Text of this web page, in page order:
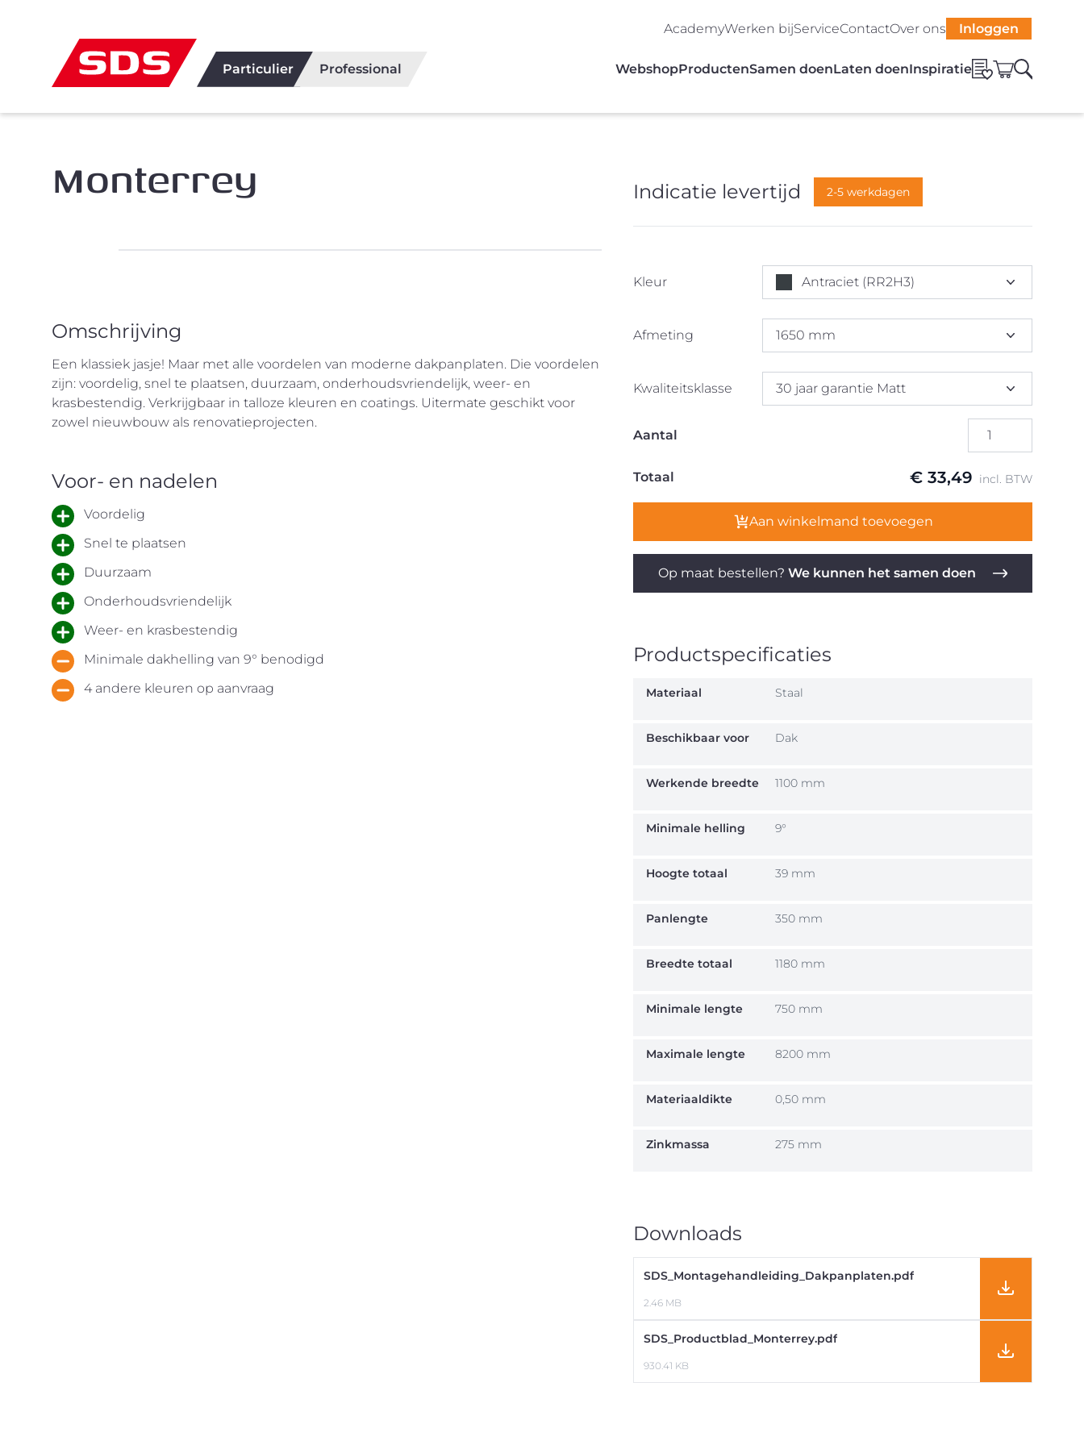
AcademyWerken bijServiceContactOver ons Inloggen
Particulier Professional WebshopProductenSamen doenLaten doenInspiratie
Monterrey Indicatie levertijd 2-5 werkdagen
Kleur Antraciet (RR2H3)
Afmeting 1650 mm
Kwaliteitsklasse 30 jaar garantie Matt
Aantal
Totaal € 33,49 incl. BTW
Aan winkelmand toevoegen
Op maat bestellen? We kunnen het samen doen
Productspecificaties
Materiaal Staal
Beschikbaar voor Dak
Werkende breedte 1100 mm
Minimale helling 9°
Hoogte totaal 39 mm
Panlengte 350 mm
Breedte totaal 1180 mm
Minimale lengte 750 mm
Maximale lengte 8200 mm
Materiaaldikte 0,50 mm
Zinkmassa 275 mm
Downloads
SDS_Montagehandleiding_Dakpanplaten.pdf
2.46 MB
SDS_Productblad_Monterrey.pdf
930.41 KB
Omschrijving
Een klassiek jasje! Maar met alle voordelen van moderne dakpanplaten. Die voordelen
zijn: voordelig, snel te plaatsen, duurzaam, onderhoudsvriendelijk, weer- en
krasbestendig. Verkrijgbaar in talloze kleuren en coatings. Uitermate geschikt voor
zowel nieuwbouw als renovatieprojecten.
Voor- en nadelen
Voordelig
Snel te plaatsen
Duurzaam
Onderhoudsvriendelijk
Weer- en krasbestendig
Minimale dakhelling van 9° benodigd
4 andere kleuren op aanvraag